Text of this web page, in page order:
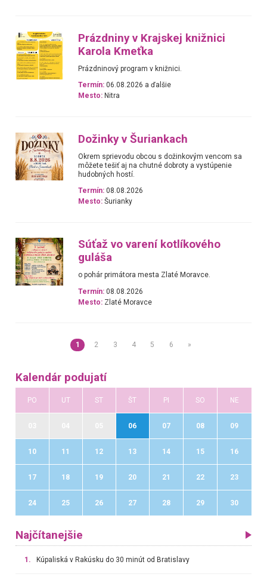
Prázdniny v Krajskej knižnici
Karola Kmeťka
Prázdninový program v knižnici.
Termín: 06.08.2026 a ďalšie
Mesto: Nitra
Dožinky v Šuriankach
Okrem sprievodu obcou s dožinkovým vencom sa
môžete tešiť aj na chutné dobroty a vystúpenie
hudobných hostí.
Termín: 08.08.2026
Mesto: Šurianky
Súťaž vo varení kotlíkového
guláša
o pohár primátora mesta Zlaté Moravce.
Termín: 08.08.2026
Mesto: Zlaté Moravce
1 2 3 4 5 6 »
Kalendár podujatí
PO UT ST ŠT PI SO NE
06 07 08 09
10 11 12 13 14 15 16
17 18 19 20 21 22 23
24 25 26 27 28 29 30
Najčítanejšie
1. Kúpaliská v Rakúsku do 30 minút od Bratislavy